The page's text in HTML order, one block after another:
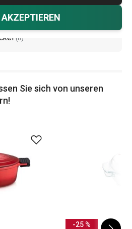
auf dem Esstisch abstellen.
aus den beliebten Serien
(8)
Sie sich von unseren
-25 %